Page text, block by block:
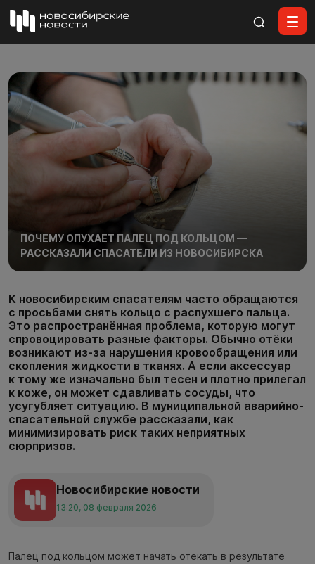
ПОЧЕМУ ОПУХАЕТ ПАЛЕЦ ПОД КОЛЬЦОМ —
РАССКАЗАЛИ СПАСАТЕЛИ ИЗ НОВОСИБИРСКА
К новосибирским спасателям часто обращаются
с просьбами снять кольцо с распухшего пальца.
Это распространённая проблема, которую могут
спровоцировать разные факторы. Обычно отёки
возникают из-за нарушения кровообращения или
скопления жидкости в тканях. А если аксессуар
к тому же изначально был тесен и плотно прилегал
к коже, он может сдавливать сосуды, что
усугубляет ситуацию. В муниципальной аварийно-
спасательной службе рассказали, как
минимизировать риск таких неприятных
сюрпризов.
Новосибирские новости
13:20, 08 февраля 2026
Палец под кольцом может начать отекать в результате